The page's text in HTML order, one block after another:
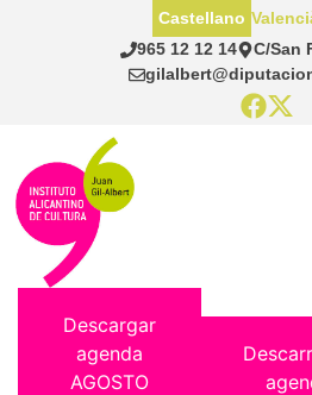
965 12 12 14
C/San
Castellano
Descargar
agenda
AGOSTO